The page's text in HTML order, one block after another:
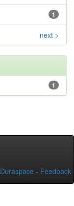
1
next >
1
Duraspace - Feedback